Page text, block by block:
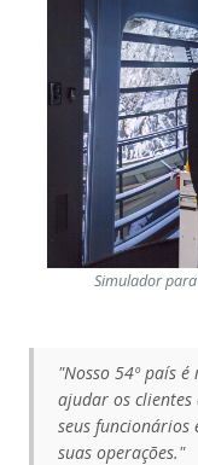
Simulador
"Nosso 54º país
ajudar os
seus funcionários
suas operações."